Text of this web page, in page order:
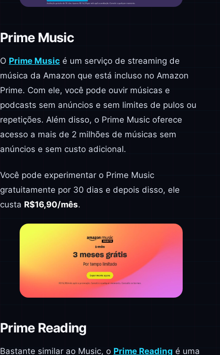
Prime Music
O Prime Music é um serviço de streaming de
música da Amazon que está incluso no Amazon
Prime. Com ele, você pode ouvir músicas e
podcasts sem anúncios e sem limites de pulos ou
repetições. Além disso, o Prime Music oferece
acesso a mais de 2 milhões de músicas sem
anúncios e sem custo adicional.
Você pode experimentar o Prime Music
gratuitamente por 30 dias e depois disso, ele
custa R$16,90/mês.
Prime Reading
Bastante similar ao Music, o Prime Reading é uma